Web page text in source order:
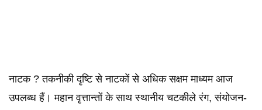
नाटक ? तकनीकी दृष्टि से नाटकों से अधिक सक्षम माध्यम आज
उपलब्ध हैं। महान वृत्तान्तों के साथ स्थानीय चटकीले रंग, संयोजन-